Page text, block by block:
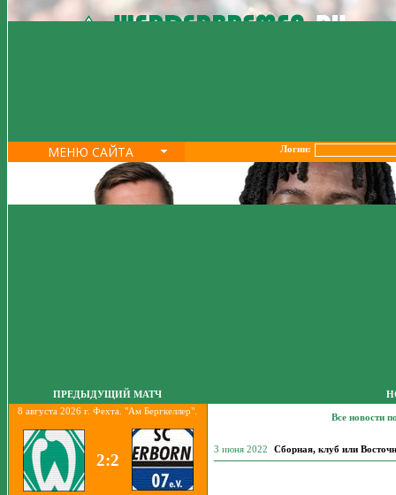
МЕНЮ САЙТА Логин:
ПРЕДЫДУЩИЙ МАТЧ
8 августа 2026 г. Фехта. "Ам Бергкеллер".
2:2
Все новости
3 июня 2022 Сборная, клуб или